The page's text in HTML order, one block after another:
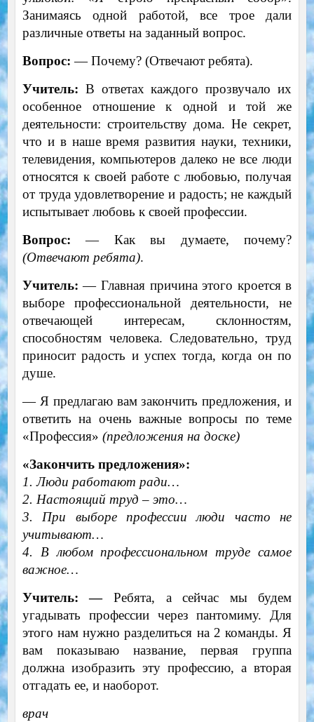
Занимаясь одной работой, все трое дали
различные ответы на заданный вопрос.
Вопрос: — Почему? (Отвечают ребята).
Учитель: В ответах каждого прозвучало их
особенное отношение к одной и той же
деятельности: строительству дома. Не секрет,
что и в наше время развития науки, техники,
телевидения, компьютеров далеко не все люди
относятся к своей работе с любовью, получая
от труда удовлетворение и радость; не каждый
испытывает любовь к своей профессии.
Вопрос: — Как вы думаете, почему?
(Отвечают ребята).
Учитель:— Главная причина этого кроется в
выборе профессиональной деятельности, не
отвечающей интересам, склонностям,
способностям человека. Следовательно, труд
приносит радость и успех тогда, когда он по
душе.
— Я предлагаю вам закончить предложения, и
ответить на очень важные вопросы по теме
«Профессия» (предложения на доске)
«Закончить предложения»:
1. Люди работают ради…
2. Настоящий труд – это…
3. При выборе профессии люди часто не
учитывают…
4. В любом профессиональном труде самое
важное…
Учитель: —Ребята, а сейчас мы будем
угадывать профессии через пантомиму. Для
этого нам нужно разделиться на 2 команды. Я
вам показываю название, первая группа
должна изобразить эту профессию, а вторая
отгадать ее, и наоборот.
врач